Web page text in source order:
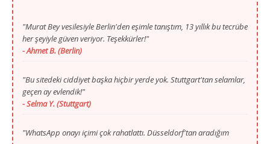
"Bu sitedeki ciddiyet başka hiçbir yerde yok. Stuttgart'tan selamlar,
geçen ay evlendik!"
"WhatsApp onayı içimi çok rahatlattı. Düsseldorf'tan aradığım
huzuru sayenizde buldum."